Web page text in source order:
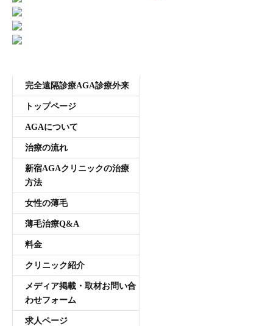
完全遠隔診療AGA診療外来
トップページ
AGAについて
治療の流れ
新宿AGAクリニックの治療
方法
女性の薄毛
薄毛治療Q&A
料金
クリニック紹介
メディア掲載・取材お問い合
わせフォーム
求人ページ